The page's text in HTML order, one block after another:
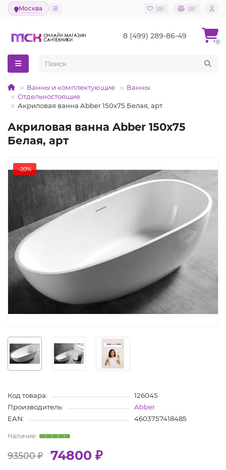
Москва 0 0
8 (499) 289-86-49
0
Ванны и комплектующие
Ванны
Отдельностоящие
Акриловая ванна Abber 150х75 Белая, арт
Акриловая ванна Abber 150х75
Белая, арт
-20%
Код товара:
126045
Производитель:
Abber
EAN:
4603757418485
93500 ₽ 74800 ₽